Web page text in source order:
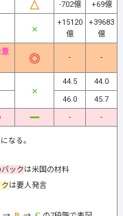
-702億 +69億
+15120
億
+39683
億
意
- -
44.5
44.0
46.0
45.7
- -
なる。
ックは米国の材料
は要人発言